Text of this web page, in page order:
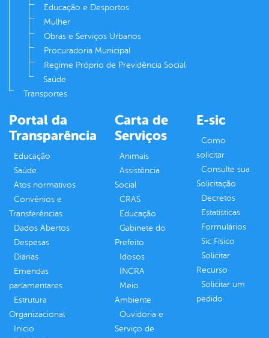
Educação e Desportos
Mulher
Obras e Serviços Urbanos
Procuradoria Municipal
Regime Próprio de Previdência Social
Saúde
Transportes
Portal da
Transparência
Educação
Saúde
Atos normativos
Convênios e
Transferências
Dados Abertos
Despesas
Diárias
Emendas
parlamentares
Estrutura
Organizacional
Inicio
Carta de
Serviços
Animais
Assistência
Social
CRAS
Educação
Gabinete do
Prefeito
Idosos
INCRA
Meio
Ambiente
Ouvidoria e
Serviço de
E-sic
Como
solicitar
Consulte sua
Solicitação
Decretos
Estatísticas
Formulários
Sic Físico
Solicitar
Recurso
Solicitar um
pedido